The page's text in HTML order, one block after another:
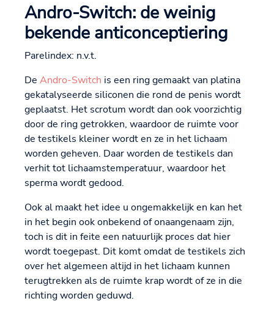
Andro-Switch: de weinig
bekende anticonceptiering
Parelindex: n.v.t.
De Andro-Switch is een ring gemaakt van platina
gekatalyseerde siliconen die rond de penis wordt
geplaatst. Het scrotum wordt dan ook voorzichtig
door de ring getrokken, waardoor de ruimte voor
de testikels kleiner wordt en ze in het lichaam
worden geheven. Daar worden de testikels dan
verhit tot lichaamstemperatuur, waardoor het
sperma wordt gedood.
Ook al maakt het idee u ongemakkelijk en kan het
in het begin ook onbekend of onaangenaam zijn,
toch is dit in feite een natuurlijk proces dat hier
wordt toegepast. Dit komt omdat de testikels zich
over het algemeen altijd in het lichaam kunnen
terugtrekken als de ruimte krap wordt of ze in die
richting worden geduwd.